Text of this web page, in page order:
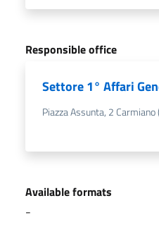
Responsible office
Settore 1° Affari
Piazza Assunta, 2 Carmiano
Available formats
-